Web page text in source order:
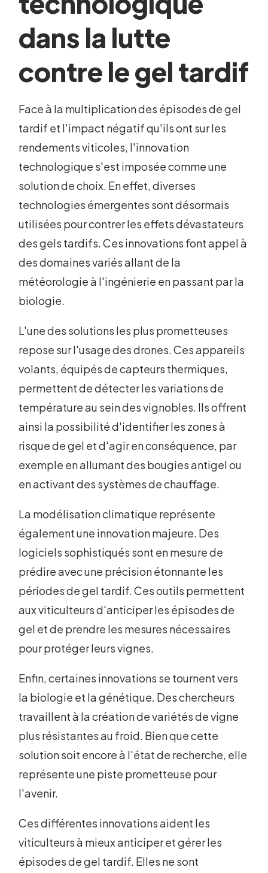
dans la lutte
contre le gel tardif
Face à la multiplication des épisodes de gel
tardif et l'impact négatif qu'ils ont sur les
rendements viticoles, l'innovation
technologique s'est imposée comme une
solution de choix. En effet, diverses
technologies émergentes sont désormais
utilisées pour contrer les effets dévastateurs
des gels tardifs. Ces innovations font appel à
des domaines variés allant de la
météorologie à l'ingénierie en passant par la
biologie.
L'une des solutions les plus prometteuses
repose sur l'usage des drones. Ces appareils
volants, équipés de capteurs thermiques,
permettent de détecter les variations de
température au sein des vignobles. Ils offrent
ainsi la possibilité d'identifier les zones à
risque de gel et d'agir en conséquence, par
exemple en allumant des bougies antigel ou
en activant des systèmes de chauffage.
La modélisation climatique représente
également une innovation majeure. Des
logiciels sophistiqués sont en mesure de
prédire avec une précision étonnante les
périodes de gel tardif. Ces outils permettent
aux viticulteurs d'anticiper les épisodes de
gel et de prendre les mesures nécessaires
pour protéger leurs vignes.
Enfin, certaines innovations se tournent vers
la biologie et la génétique. Des chercheurs
travaillent à la création de variétés de vigne
plus résistantes au froid. Bien que cette
solution soit encore à l'état de recherche, elle
représente une piste prometteuse pour
l'avenir.
Ces différentes innovations aident les
viticulteurs à mieux anticiper et gérer les
épisodes de gel tardif. Elles ne sont